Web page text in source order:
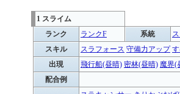
1 スライム
ランク
ランクF 系統
スキル
スラフォース 守備力アップ
出現
飛行船(昼晴) 密林(昼晴) 魔界(
配合例